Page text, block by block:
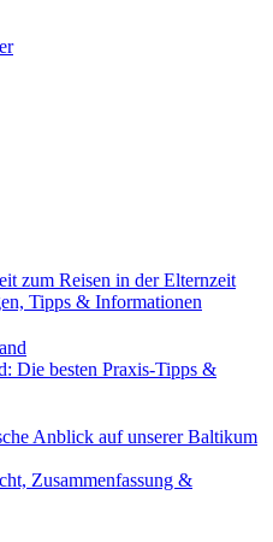
Tipps & Informationen
Die besten Praxis-Tipps &
Zusammenfassung &